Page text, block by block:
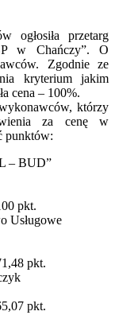
przetarg
w Chańczy”. O
Zgodnie ze
kryterium jakim
cena – 100%.
którzy
za cenę w
punktów:
– BUD”
pkt.
Usługowe
pkt.
pkt.